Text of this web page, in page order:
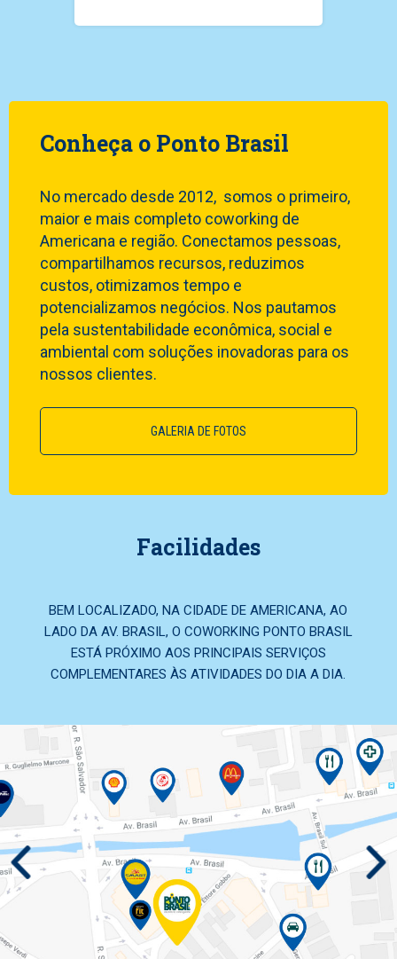
Conheça o Ponto Brasil
No mercado desde 2012, somos o primeiro,
maior e mais completo coworking de
Americana e região. Conectamos pessoas,
compartilhamos recursos, reduzimos
custos, otimizamos tempo e
potencializamos negócios. Nos pautamos
pela sustentabilidade econômica, social e
ambiental com soluções inovadoras para os
nossos clientes.
GALERIA DE FOTOS
Facilidades
BEM LOCALIZADO, NA CIDADE DE AMERICANA, AO
LADO DA AV. BRASIL, O COWORKING PONTO BRASIL
ESTÁ PRÓXIMO AOS PRINCIPAIS SERVIÇOS
COMPLEMENTARES ÀS ATIVIDADES DO DIA A DIA.